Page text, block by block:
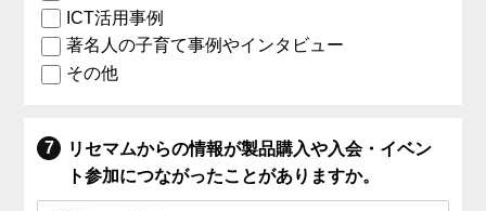
ICT活用事例
著名人の子育て事例やインタビュー
その他
リセマムからの情報が製品購入や入会・イベン
ト参加につながったことがありますか。